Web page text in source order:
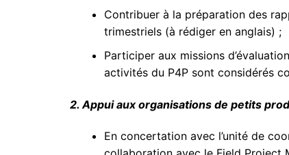
Contribuer à la préparation des
trimestriels (à rédiger en anglais) ;
Participer aux missions
activités du P4P sont considérés
2. Appui aux organisations de petits
En concertation avec l’unité de